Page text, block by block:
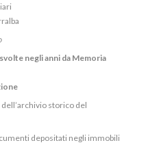
negli anni da Memoria
storico del
depositati negli immobili